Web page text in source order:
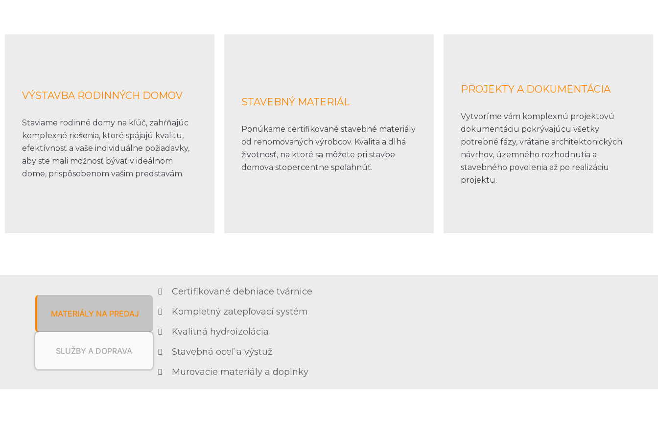
VÝSTAVBA RODINNÝCH DOMOV
Staviame rodinné domy na kľúč, zahŕňajúc
komplexné riešenia, ktoré spájajú kvalitu,
efektívnosť a vaše individuálne požiadavky,
aby ste mali možnosť bývať v ideálnom
dome, prispôsobenom vašim predstavám.
STAVEBNÝ MATERIÁL
Ponúkame certifikované stavebné materiály
od renomovaných výrobcov. Kvalita a dlhá
životnosť, na ktoré sa môžete pri stavbe
domova stopercentne spoľahnúť.
PROJEKTY A DOKUMENTÁCIA
Vytvoríme vám komplexnú projektovú
dokumentáciu pokrývajúcu všetky
potrebné fázy, vrátane architektonických
návrhov, územného rozhodnutia a
stavebného povolenia až po realizáciu
projektu.
MATERIÁLY NA PREDAJ
SLUŽBY A DOPRAVA
Certifikované debniace tvárnice
Kompletný zatepľovací systém
Kvalitná hydroizolácia
Stavebná oceľ a výstuž
Murovacie materiály a doplnky